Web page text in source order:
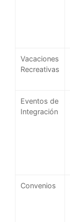
Vacaciones
Recreativas
Eventos de
Integración
Convenios